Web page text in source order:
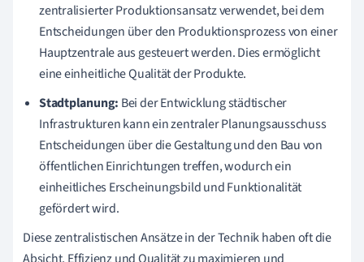
zentralisierter Produktionsansatz verwendet, bei dem
Entscheidungen über den Produktionsprozess von einer
Hauptzentrale aus gesteuert werden. Dies ermöglicht
eine einheitliche Qualität der Produkte.
Stadtplanung: Bei der Entwicklung städtischer
Infrastrukturen kann ein zentraler Planungsausschuss
Entscheidungen über die Gestaltung und den Bau von
öffentlichen Einrichtungen treffen, wodurch ein
einheitliches Erscheinungsbild und Funktionalität
gefördert wird.
Diese zentralistischen Ansätze in der Technik haben oft die
Absicht, Effizienz und Qualität zu maximieren und